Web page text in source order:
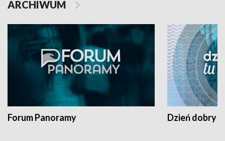
ARCHIWUM
Forum Panoramy Dzień dobry